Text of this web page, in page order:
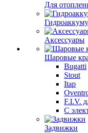
Для
Аксессуары
Шаровые
Bugatti
Stout
Itap
F.I.V.
С
Задвижки